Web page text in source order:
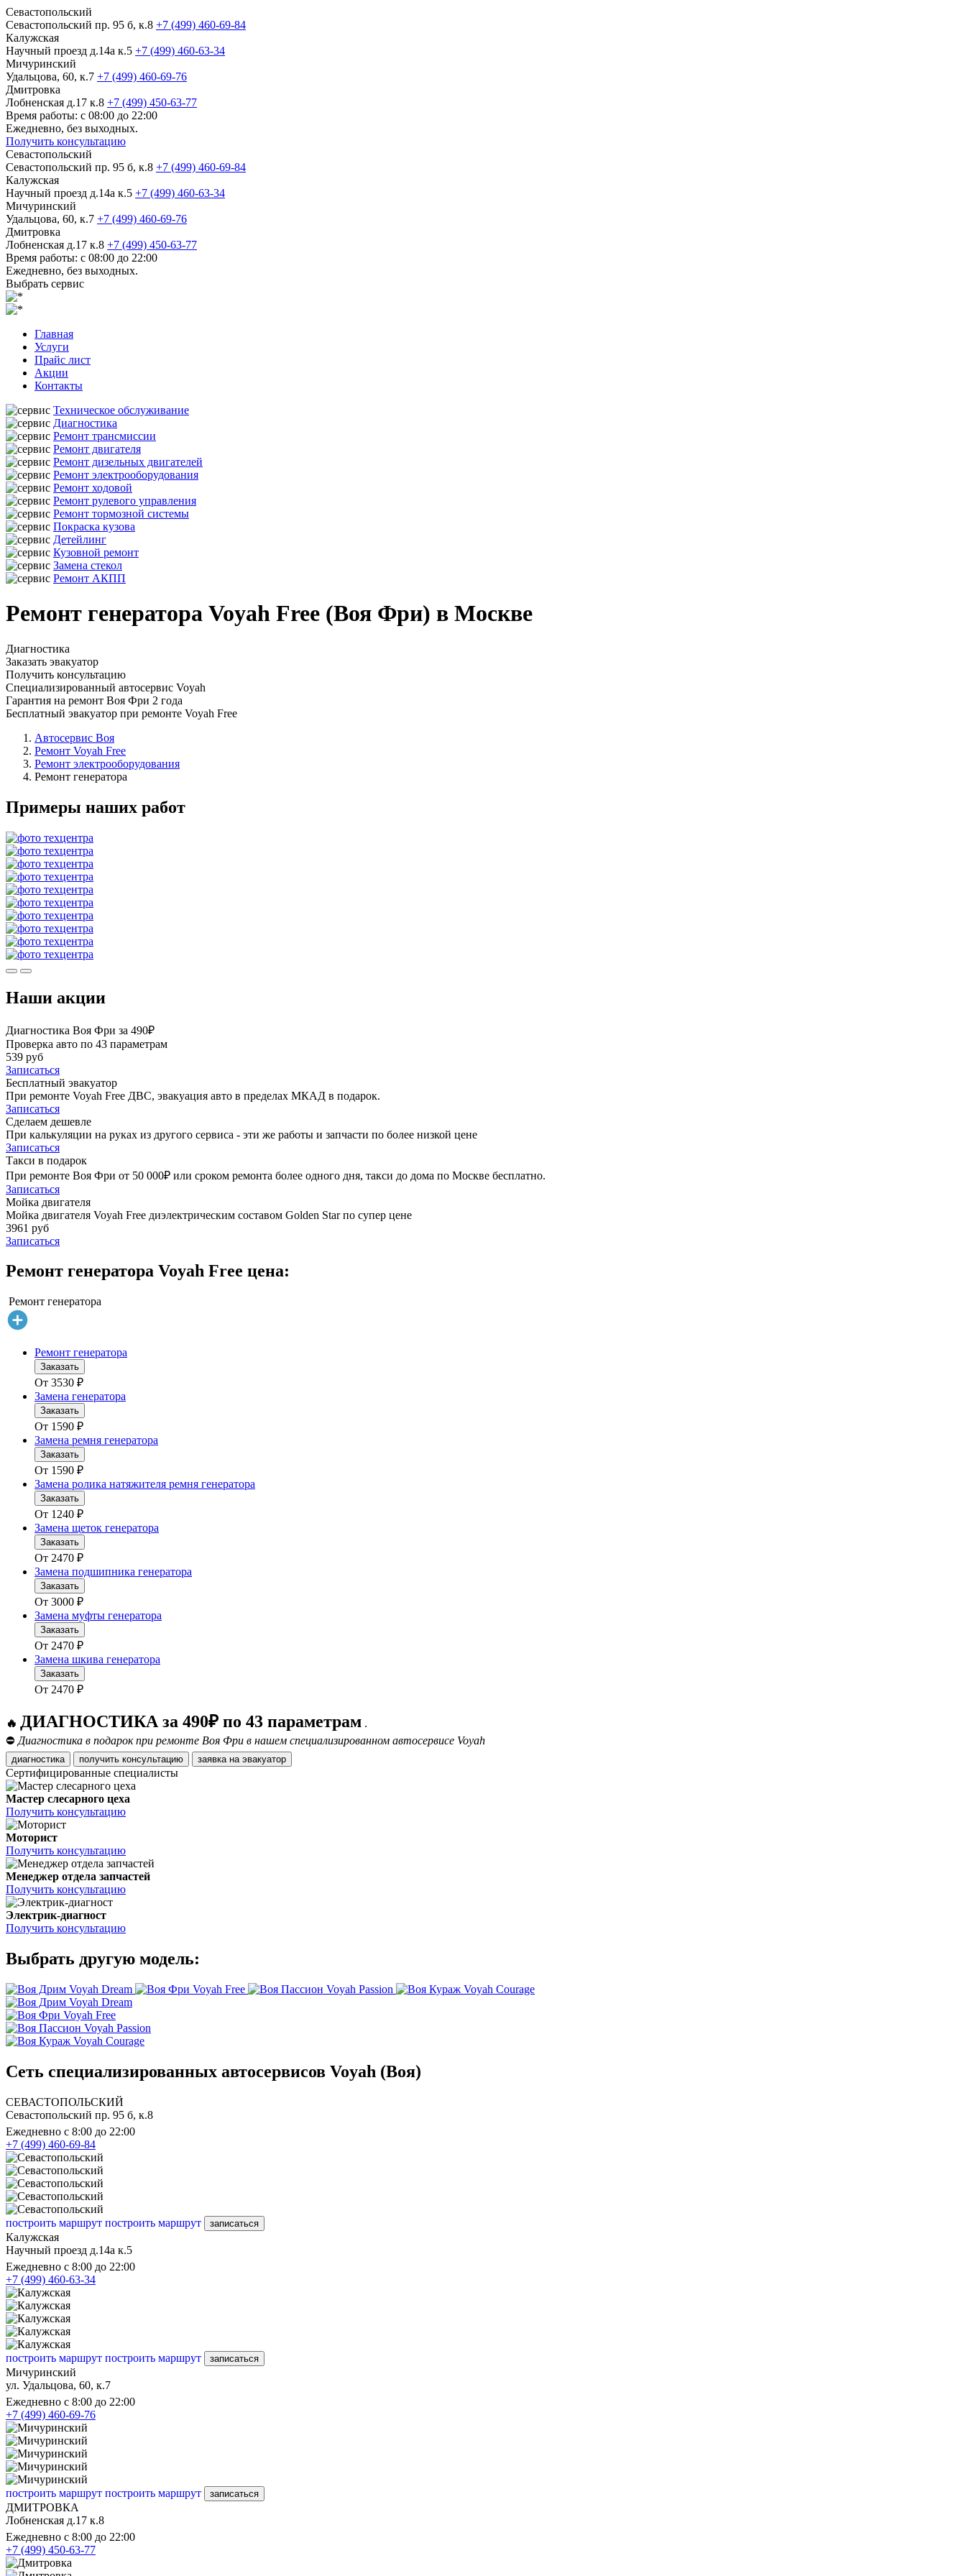
Севастопольский
Севастопольский пр. 95 б, к.8 +7 (499) 460-69-84
Калужская
Научный проезд д.14а к.5 +7 (499) 460-63-34
Мичуринский
Удальцова, 60, к.7 +7 (499) 460-69-76
Дмитровка
Лобненская д.17 к.8 +7 (499) 450-63-77
Время работы: с 08:00 до 22:00
Ежедневно, без выходных.
Получить консультацию
Севастопольский
Севастопольский пр. 95 б, к.8 +7 (499) 460-69-84
Калужская
Научный проезд д.14а к.5 +7 (499) 460-63-34
Мичуринский
Удальцова, 60, к.7 +7 (499) 460-69-76
Дмитровка
Лобненская д.17 к.8 +7 (499) 450-63-77
Время работы: с 08:00 до 22:00
Ежедневно, без выходных.
Выбрать сервис
Главная
Услуги
Прайс лист
Акции
Контакты
Техническое обслуживание
Диагностика
Ремонт трансмиссии
Ремонт двигателя
Ремонт дизельных двигателей
Ремонт электрооборудования
Ремонт ходовой
Ремонт рулевого управления
Ремонт тормозной системы
Покраска кузова
Детейлинг
Кузовной ремонт
Замена стекол
Ремонт АКПП
Ремонт генератора Voyah Free (Воя Фри) в Москве
Диагностика
Заказать эвакуатор
Получить консультацию
Специализированный автосервис Voyah
Гарантия на ремонт Воя Фри 2 года
Бесплатный эвакуатор при ремонте Voyah Free
Автосервис Воя
Ремонт Voyah Free
Ремонт электрооборудования
Ремонт генератора
Примеры наших работ
Наши акции
Диагностика Воя Фри за 490₽
Проверка авто по 43 параметрам
539 руб
Записаться
Бесплатный эвакуатор
При ремонте Voyah Free ДВС, эвакуация авто в пределах МКАД в подарок.
Записаться
Сделаем дешевле
При калькуляции на руках из другого сервиса - эти же работы и запчасти по более низкой цене
Записаться
Такси в подарок
При ремонте Воя Фри от 50 000₽ или сроком ремонта более одного дня, такси до дома по Москве бесплатно.
Записаться
Мойка двигателя
Мойка двигателя Voyah Free диэлектрическим составом Golden Star по супер цене
3961 руб
Записаться
Ремонт генератора Voyah Free цена:
Ремонт генератора
Ремонт генератора
Заказать
От 3530 ₽
Замена генератора
Заказать
От 1590 ₽
Замена ремня генератора
Заказать
От 1590 ₽
Замена ролика натяжителя ремня генератора
Заказать
От 1240 ₽
Замена щеток генератора
Заказать
От 2470 ₽
Замена подшипника генератора
Заказать
От 3000 ₽
Замена муфты генератора
Заказать
От 2470 ₽
Замена шкива генератора
Заказать
От 2470 ₽
🔥 ДИАГНОСТИКА за 490₽ по 43 параметрам .
⛔ Диагностика в подарок при ремонте Воя Фри в нашем специализированном автосервисе Voyah
диагностика получить консультацию заявка на эвакуатор
Сертифицированные специалисты
Мастер слесарного цеха
Получить консультацию
Моторист
Получить консультацию
Менеджер отдела запчастей
Получить консультацию
Электрик-диагност
Получить консультацию
Выбрать другую модель:
Voyah Dream Voyah Free Voyah Passion
Voyah Courage
Voyah Dream
Voyah Free
Voyah Passion
Voyah Courage
Сеть специализированных автосервисов Voyah (Воя)
СЕВАСТОПОЛЬСКИЙ
Севастопольский пр. 95 б, к.8
Ежедневно с 8:00 до 22:00
+7 (499) 460-69-84
построить маршрут построить маршрут записаться
Калужская
Научный проезд д.14а к.5
Ежедневно с 8:00 до 22:00
+7 (499) 460-63-34
построить маршрут построить маршрут записаться
Мичуринский
ул. Удальцова, 60, к.7
Ежедневно с 8:00 до 22:00
+7 (499) 460-69-76
построить маршрут построить маршрут записаться
ДМИТРОВКА
Лобненская д.17 к.8
Ежедневно с 8:00 до 22:00
+7 (499) 450-63-77